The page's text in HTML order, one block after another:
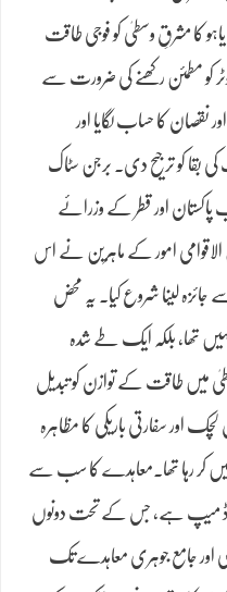
کا مشرقِ وسطیٰ کو فوجی طاقت
کو مطمئن رکھنے کی ضرورت سے
نقصان کا حساب لگایا اور
بقا کو ترجیح دی۔ برجن سٹاک
اور قطر کے وزرائے
الاقوامی امور کے ماہرین نے اس
جائزہ لینا شروع کیا۔ یہ محض
تھا، بلکہ ایک طے شدہ
میں طاقت کے توازن کو تبدیل
اور سفارتی باریکی کا مظاہرہ
کر رہا تھا۔معاہدے کا سب سے
قابلِ عمل حصہ وہ 60 روزہ روڈ میپ ہے، جس کے تحت دونوں
اور جامع جوہری معاہدے تک